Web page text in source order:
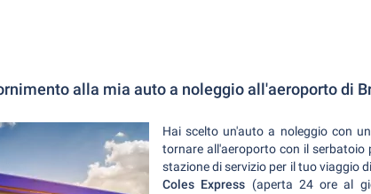
alla mia auto a noleggio all'aeroporto di
Hai scelto un'auto a noleggio con un
tornare all'aeroporto con il serbatoio
stazione di servizio per il tuo viaggio
Coles Express (aperta 24 ore al